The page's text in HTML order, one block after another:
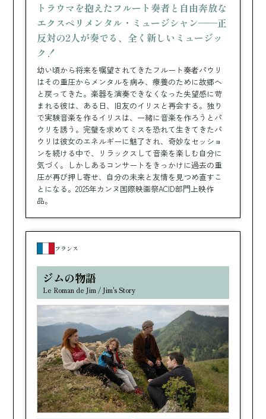
トラウマを抱えたフルート奏者と自由奔放な
エクスペリメンタル・ミュージシャン――正
反対の2人が奏でる、全く新しいミュージッ
ク！
幼い頃から将来を嘱望されてきたフルート奏者パウリ
はその重圧からメンタルを病み、療養のために故郷へ
と戻ってきた。楽器を演奏できなくなった失望感に苛
まれる彼は、ある日、旧友のイリスと再会する。独り
で実験音楽を作るイリスは、一緒に音楽を作ろうとパ
ウリを誘う。完璧を求めてミスを恐れて生きてきたパ
ウリは彼女のエネルギーに魅了され、奇妙なセッショ
ンを続ける中で、リラックスして音楽を楽しむ自分に
気づく。しかしあるコンサートをきっかけに過去の重
圧が再び押し寄せ、自分の未来と友情を見つめ直すこ
とになる。2025年カンヌ国際映画祭ACID部門上映作
品。
フランス
ジムの物語
Le Roman de Jim / Jim's Story